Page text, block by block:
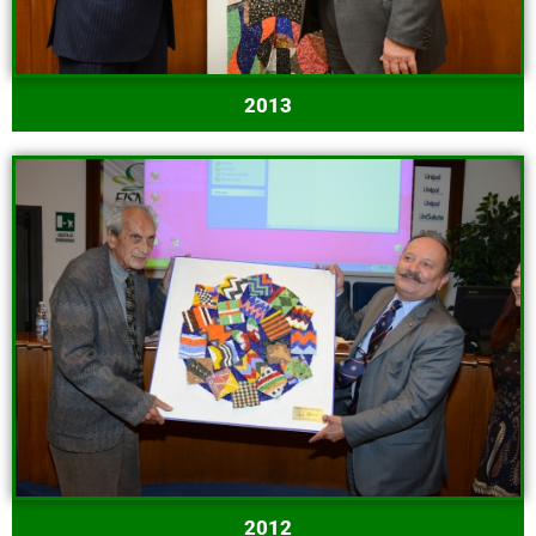
2013
2012